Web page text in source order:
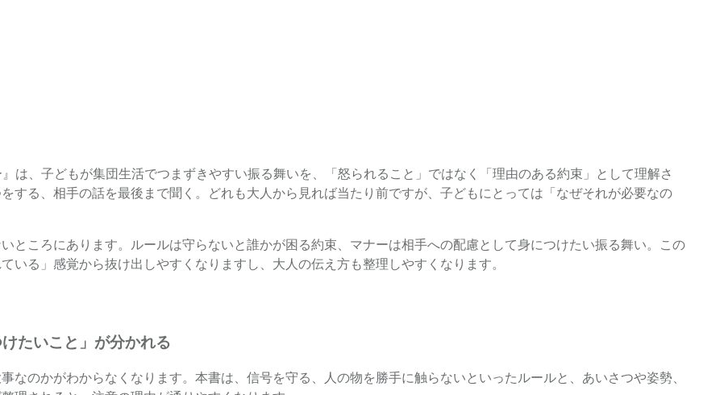
は、子どもが集団生活でつまずきやすい振る舞いを、「怒られること」ではなく「理由のある約束」として理解さ
する、相手の話を最後まで聞く。どれも大人から見れば当たり前ですが、子どもにとっては「なぜそれが必要なの
ところにあります。ルールは守らないと誰かが困る約束、マナーは相手への配慮として身につけたい振る舞い。この
いる」感覚から抜け出しやすくなりますし、大人の伝え方も整理しやすくなります。
たいこと」が分かれる
なのかがわからなくなります。本書は、信号を守る、人の物を勝手に触らないといったルールと、あいさつや姿勢、